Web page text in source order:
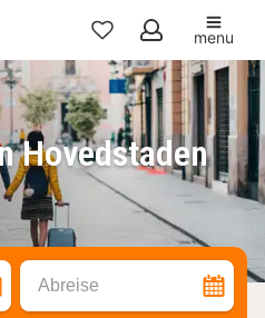
Meine
Favoriten
menu
Hovedstaden
Abreise